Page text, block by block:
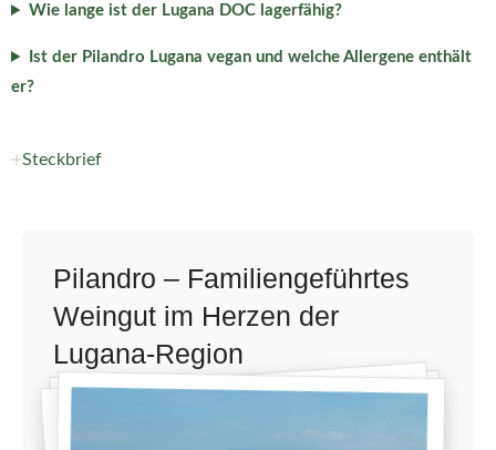
Wie lange ist der Lugana DOC lagerfähig?
Ist der Pilandro Lugana vegan und welche Allergene enthält
er?
Steckbrief
Pilandro – Familiengeführtes
Weingut im Herzen der
Lugana-Region